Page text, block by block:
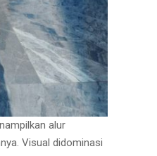
alur
Visual didominasi